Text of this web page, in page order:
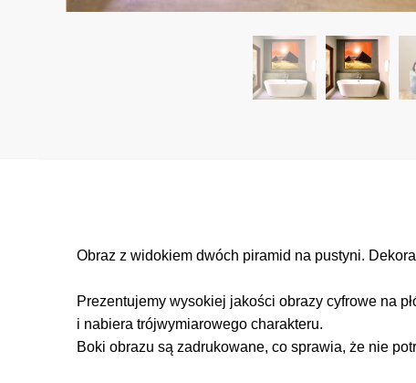
Obraz z widokiem dwóch piramid na pustyni.
Prezentujemy wysokiej jakości obrazy cyfrowe na
i nabiera trójwymiarowego charakteru.
Boki obrazu są zadrukowane, co sprawia, że nie